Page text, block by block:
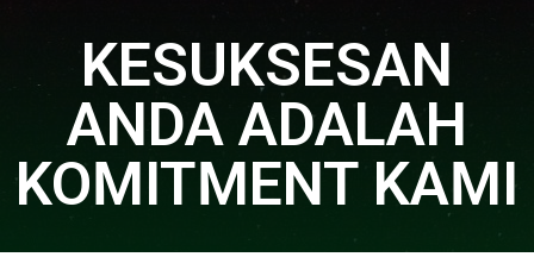
KESUKSESAN
ANDA ADALAH
KOMITMENT KAMI